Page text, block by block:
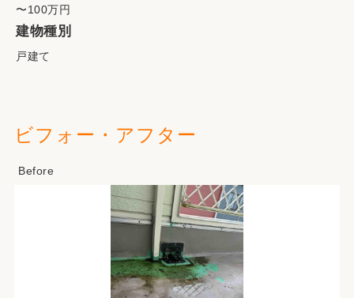
〜100万円
建物種別
戸建て
ビフォー・アフター